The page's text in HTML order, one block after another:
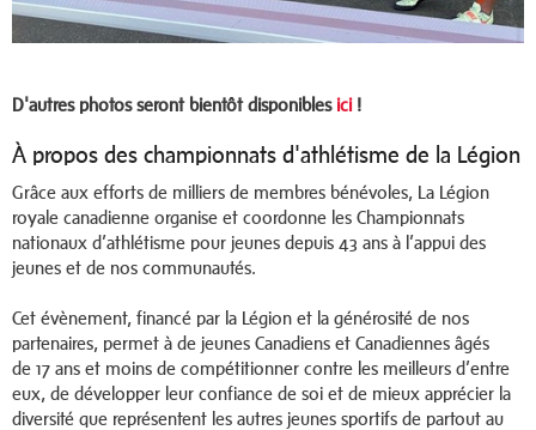
D'autres photos seront bientôt disponiblesici!
À propos des championnats d'athlétisme de la Légion
Grâce aux efforts de milliers de membres bénévoles, La Légion
royale canadienne organise et coordonne les Championnats
nationaux d’athlétisme pour jeunes depuis 43 ans à l’appui des
jeunes et de nos communautés.
Cet évènement, financé par la Légion et la générosité de nos
partenaires, permet à de jeunes Canadiens et Canadiennes âgés
de 17 ans et moins de compétitionner contre les meilleurs d’entre
eux, de développer leur confiance de soi et de mieux apprécier la
diversité que représentent les autres jeunes sportifs de partout au